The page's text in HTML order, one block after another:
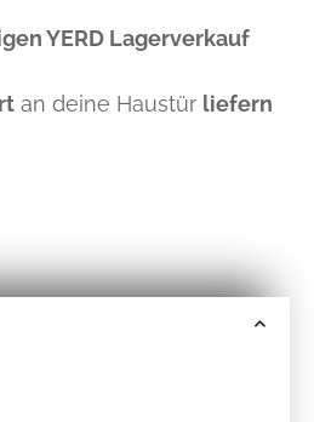
YERD Lagerverkauf
an deine Haustür liefern